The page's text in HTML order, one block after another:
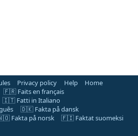
Privacy policy Help
Home
🇫🇷 Faits en français
🇮🇹 Fatti in Italiano
🇩🇰 Fakta på dansk
Fakta på norsk
🇫🇮 Faktat suomeksi